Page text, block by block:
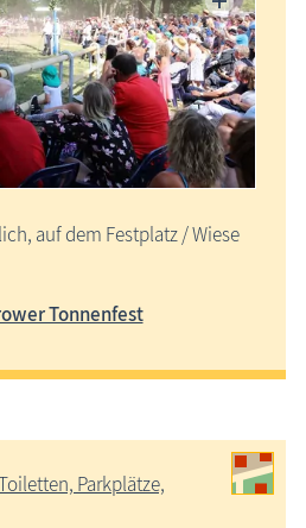
auf dem Festplatz / Wiese
Tonnenfest
Parkplätze,